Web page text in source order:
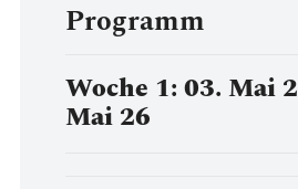
Programm
Woche 1: 03. Mai
Mai 26